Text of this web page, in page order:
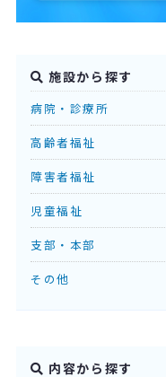
施設から探す
病院・診療所
高齢者福祉
障害者福祉
児童福祉
支部・本部
その他
内容から探す